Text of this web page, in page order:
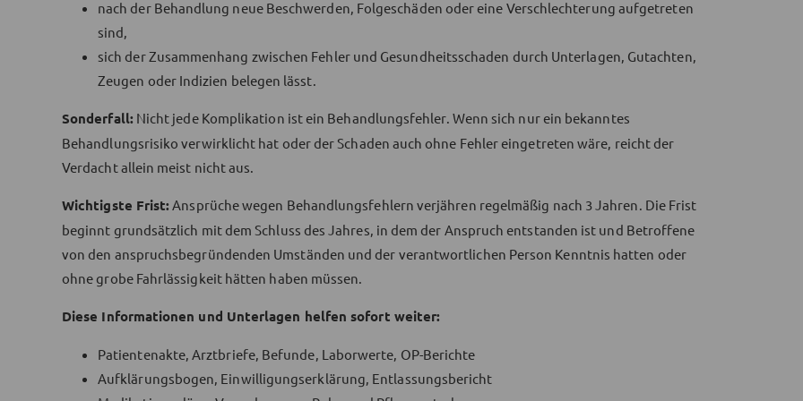
nach der Behandlung neue Beschwerden, Folgeschäden oder eine Verschlechterung aufgetreten
sind,
sich der Zusammenhang zwischen Fehler und Gesundheitsschaden durch Unterlagen, Gutachten,
Zeugen oder Indizien belegen lässt.
Sonderfall: Nicht jede Komplikation ist ein Behandlungsfehler. Wenn sich nur ein bekanntes
Behandlungsrisiko verwirklicht hat oder der Schaden auch ohne Fehler eingetreten wäre, reicht der
Verdacht allein meist nicht aus.
Wichtigste Frist: Ansprüche wegen Behandlungsfehlern verjähren regelmäßig nach 3 Jahren. Die Frist
beginnt grundsätzlich mit dem Schluss des Jahres, in dem der Anspruch entstanden ist und Betroffene
von den anspruchsbegründenden Umständen und der verantwortlichen Person Kenntnis hatten oder
ohne grobe Fahrlässigkeit hätten haben müssen.
Diese Informationen und Unterlagen helfen sofort weiter:
Patientenakte, Arztbriefe, Befunde, Laborwerte, OP-Berichte
Aufklärungsbogen, Einwilligungserklärung, Entlassungsbericht